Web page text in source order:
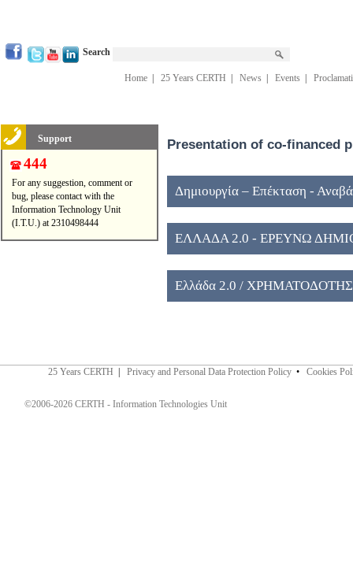
Search
Home 25 Years CERTH News Events
Support
444
For any suggestion, comment or
bug, please contact with the
Information Technology Unit
(I.T.U.) at 2310498444
Presentation of co-financed
Δημιουργία – Επέκταση -
Ερευνητικών Κέντρων
ΕΛΛΑΔΑ 2.0 - ΕΡΕΥΝΩ
Ελλάδα 2.0 /
25 Years CERTH Privacy and Personal Data Protection Policy • Cookies
©2006-2026 CERTH - Information Technologies Unit